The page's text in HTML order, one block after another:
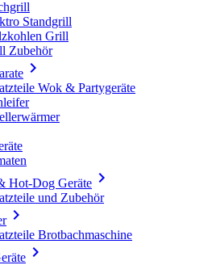
Standgrill
Grill
Zubehör

Wok & Partygeräte
Hot-Dog Geräte 
und Zubehör

Brotbachmaschine
